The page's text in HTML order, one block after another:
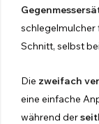
schlegelmulcher
Schnitt, selbst
Die zweifach
eine einfache
während der
Entdecken Sie